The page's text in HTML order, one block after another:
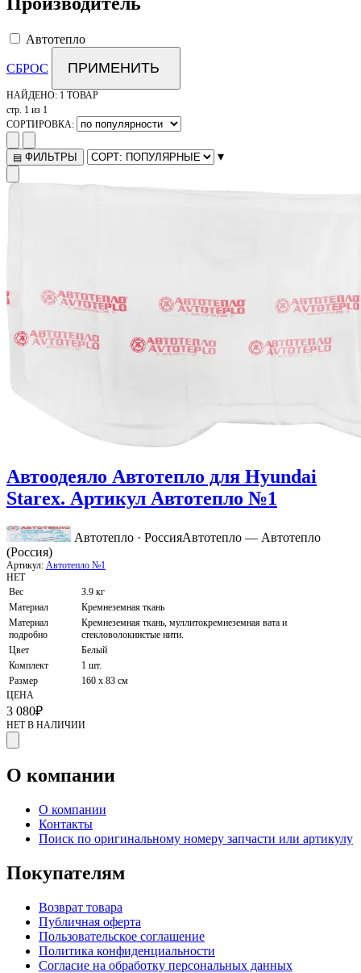
Автотепло
СБРОС ПРИМЕНИТЬ
НАЙДЕНО: 1 ТОВАР
стр. 1 из 1
СОРТИРОВКА:
▤ ФИЛЬТРЫ ▾
Автоодеяло Автотепло для Hyundai
Starex. Артикул Автотепло №1
Автотепло · РоссияАвтотепло — Автотепло
(Россия)
Артикул: Автотепло №1
НЕТ
Вес
3.9 кг
Материал
Кремнеземная ткань
Материал
подробно
Кремнеземная ткань, муллитокремнеземная вата и
стекловолокнистые нити.
Цвет
Белый
Комплект
1 шт.
Размер
160 x 83 см
ЦЕНА
3 080₽
НЕТ В НАЛИЧИИ
О компании
О компании
Контакты
Поиск по оригинальному номеру запчасти или артикулу
Покупателям
Возврат товара
Публичная оферта
Пользовательское соглашение
Политика конфиденциальности
Согласие на обработку персональных данных